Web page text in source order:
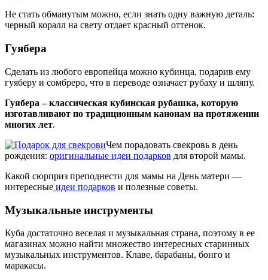
Не стать обманутым можно, если знать одну важную деталь:
черный коралл на свету отдает красный оттенок.
Гуябера
Сделать из любого европейца можно кубинца, подарив ему
гуяберу и сомбреро, что в переводе означает рубаху и шляпу.
Гуябера – классическая кубинская рубашка, которую
изготавливают по традиционным канонам на протяжении
многих лет.
Чем порадовать свекровь в день
рождения: оригинальные идеи подарков для второй мамы.
Какой сюрприз преподнести для мамы на День матери —
интересные идеи подарков и полезные советы.
Музыкальные инструменты
Куба достаточно веселая и музыкальная страна, поэтому в ее
магазинах можно найти множество интересных старинных
музыкальных инструментов. Клаве, барабаны, бонго и
маракасы.